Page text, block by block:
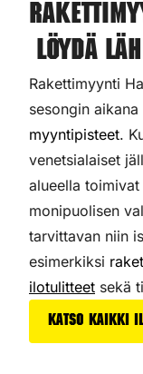
Löydä
Rakettimyynti
sesongin
myyntipisteet.
venetsialaiset
alueella
monipuolisen
tarvittavan niin
esimerkiksi
ilotulitteet sekä
Katso kaikki